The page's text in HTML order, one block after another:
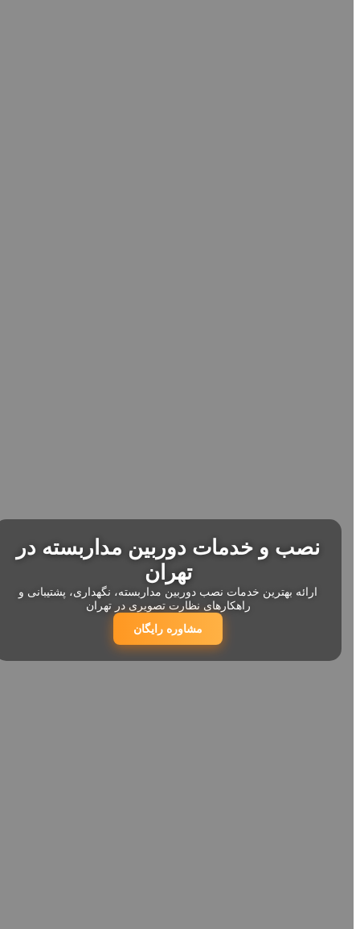
نصب و خدمات دوربین مداربسته در
تهران
ارائه بهترین خدمات نصب دوربین مداربسته، نگهداری، پشتیبانی و
راهکارهای نظارت تصویری در تهران
مشاوره رایگان